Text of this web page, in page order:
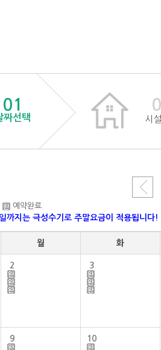
01
짜선택 시
예약완료
지는 극성수기로 주말요금이 적용됩니다!
월 화
2 3
9 10